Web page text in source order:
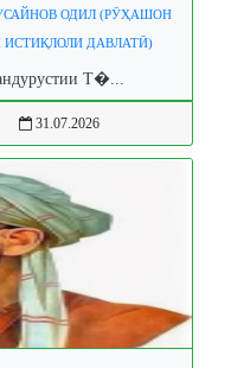
ОДИЛ (РӮҲАШОН
ИСТИҚЛОЛИ ДАВЛАТӢ)
Т�...
31.07.2026